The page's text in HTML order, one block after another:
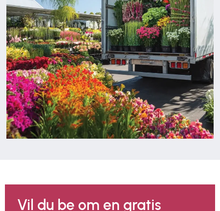
Vil du be om en gratis